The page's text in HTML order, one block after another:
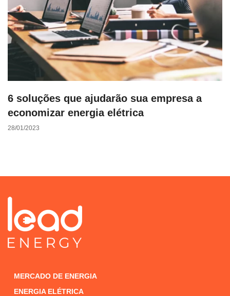
6 soluções que ajudarão sua empresa a
economizar energia elétrica
28/01/2023
MERCADO DE ENERGIA
ENERGIA ELÉTRICA